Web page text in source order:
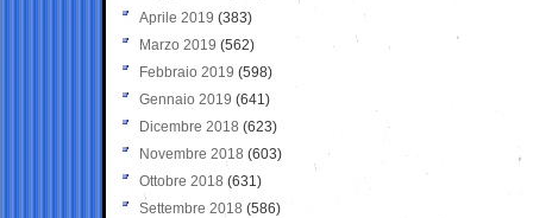
Aprile 2019 (383)
Marzo 2019 (562)
Febbraio 2019 (598)
Gennaio 2019 (641)
Dicembre 2018 (623)
Novembre 2018 (603)
Ottobre 2018 (631)
Settembre 2018 (586)